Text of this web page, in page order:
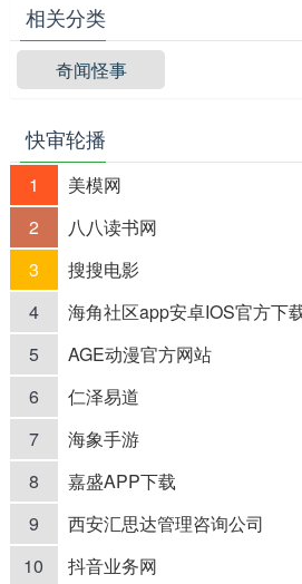
相关分类
奇闻怪事
快审轮播
1 美模网
2
八八读书网
3
搜搜电影
4
海角社区app安卓IOS官方下
5
AGE动漫官方网站
6
仁泽易道
7
海象手游
8
嘉盛APP下载
9
西安汇思达管理咨询公司
10
抖音业务网